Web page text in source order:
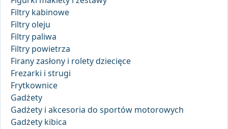
Filtry kabinowe
Filtry oleju
Filtry paliwa
Filtry powietrza
Firany zasłony i rolety dziecięce
Frezarki i strugi
Frytkownice
Gadżety
Gadżety i akcesoria do sportów motorowych
Gadżety kibica